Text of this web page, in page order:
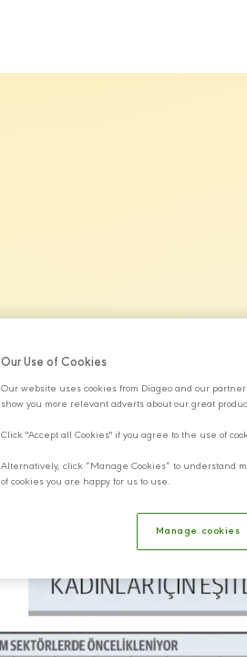
Our Use of Cookies
Our website uses cookies from Diageo and our
show you more relevant adverts about our great
Click "Accept all Cookies" if you agree to the use of
Alternatively, click “Manage Cookies” to understand
of cookies you are happy for us to use.
Manage cookies